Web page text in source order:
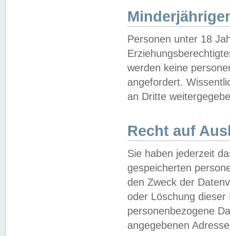
Personen unter 18
werden keine
angefordert.
an Dritte
Recht auf
Sie haben jederzeit
gespeicherten
den Zweck der
oder Löschung
personenbezogene
angegebenen